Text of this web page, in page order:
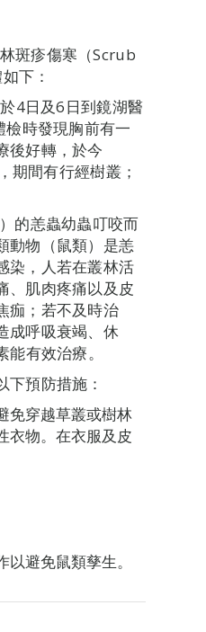
斑疹傷寒（Scrub
下：
4日及6日到鏡湖醫
時發現胸前有一
後好轉，於今
期間有行經樹叢；
的恙蟲幼蟲叮咬而
動物（鼠類）是恙
染，人若在叢林活
、肌肉疼痛以及皮
痂；若不及時治
成呼吸衰竭、休
有效治療。
預防措施：
免穿越草叢或樹林
衣物。在衣服及皮
避免鼠類孳生。